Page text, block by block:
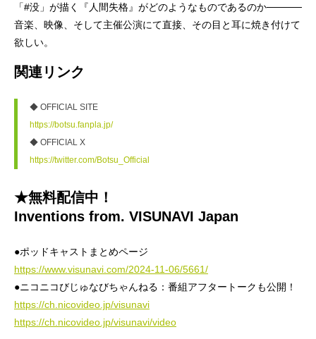
「#没」が描く『人間失格』がどのようなものであるのか─────
音楽、映像、そして主催公演にて直接、その目と耳に焼き付けて
欲しい。
関連リンク
◆ OFFICIAL SITE
https://botsu.fanpla.jp/
◆ OFFICIAL X
https://twitter.com/Botsu_Official
★無料配信中！
Inventions from. VISUNAVI Japan
●ポッドキャストまとめページ
https://www.visunavi.com/2024-11-06/5661/
●ニコニコびじゅなびちゃんねる：番組アフタートークも公開！
https://ch.nicovideo.jp/visunavi
https://ch.nicovideo.jp/visunavi/video